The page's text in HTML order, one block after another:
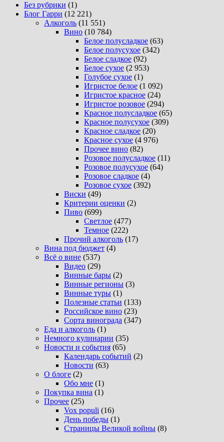
Без рубрики (1)
Блог Гарри (12 221)
Алкоголь (11 551)
Вино (10 784)
Белое полусладкое (63)
Белое полусухое (342)
Белое сладкое (92)
Белое сухое (2 953)
Голубое сухое (1)
Игристое белое (1 092)
Игристое красное (24)
Игристое розовое (294)
Красное полусладкое (65)
Красное полусухое (309)
Красное сладкое (20)
Красное сухое (4 976)
Прочее вино (82)
Розовое полусладкое (11)
Розовое полусухое (64)
Розовое сладкое (4)
Розовое сухое (392)
Виски (49)
Критерии оценки (2)
Пиво (699)
Светлое (477)
Темное (222)
Прочий алкоголь (17)
Вина под бюджет (4)
Всё о вине (537)
Видео (29)
Винные бары (2)
Винные регионы (3)
Винные туры (1)
Полезные статьи (133)
Российское вино (23)
Сорта винограда (347)
Еда и алкоголь (1)
Немного кулинарии (35)
Новости и события (65)
Календарь событий (2)
Новости (63)
О блоге (2)
Обо мне (1)
Покупка вина (1)
Прочее (25)
Vox populi (16)
День победы (1)
Страницы Великой войны (8)